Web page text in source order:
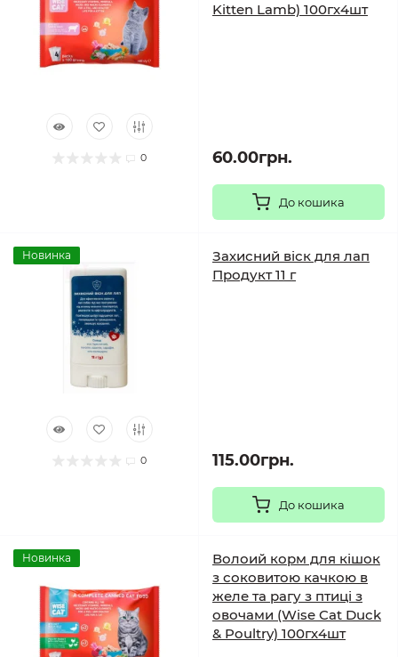
0
Kitten Lamb) 100гх4шт
60.00грн.
До кошика
Новинка
0
Захисний віск для лап
Продукт 11 г
115.00грн.
До кошика
Новинка
Волоий корм для кішок
з соковитою качкою в
желе та рагу з птиці з
овочами (Wise Cat Duck
& Poultry) 100гх4шт